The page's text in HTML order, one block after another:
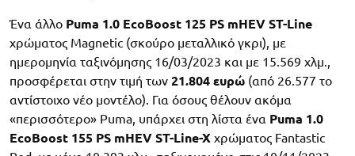
Ένα άλλο Puma 1.0 EcoBoost 125 PS mHEV ST-Line
χρώματος Magnetic (σκούρο μεταλλικό γκρι), με
ημερομηνία ταξινόμησης 16/03/2023 και με 15.569 χλμ.,
προσφέρεται στην τιμή των 21.804 ευρώ (από 26.577 το
αντίστοιχο νέο μοντέλο). Για όσους θέλουν ακόμα
«περισσότερο» Puma, υπάρχει στη λίστα ένα Puma 1.0
EcoBoost 155 PS mHEV ST-Line-X χρώματος Fantastic